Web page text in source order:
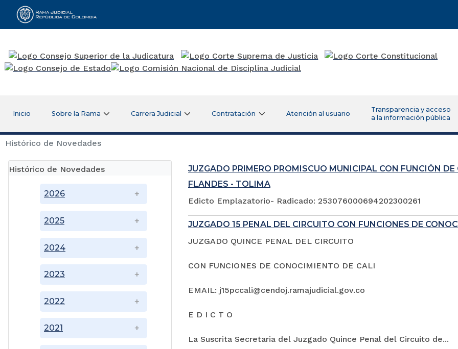
Rama Judicial
Inicio Sobre la Rama Carrera Judicial Contratación Atención al usuario
Transparencia y acceso
a la información pública
Histórico de Novedades
Histórico de Novedades
2021
2022
2023
2024
2025
2026
JUZGADO PRIMERO PROMISCUO MUNICIPAL CON FUNCIÓN
FLANDES - TOLIMA
Edicto Emplazatorio- Radicado: 253076000694202300261
JUZGADO 15 PENAL DEL CIRCUITO CON FUNCIONES DE
JUZGADO QUINCE PENAL DEL CIRCUITO
CON FUNCIONES DE CONOCIMIENTO DE CALI
EMAIL: j15pccali@cendoj.ramajudicial.gov.co
E D I C T O
La Suscrita Secretaria del Juzgado Quince Penal del Circuito de...